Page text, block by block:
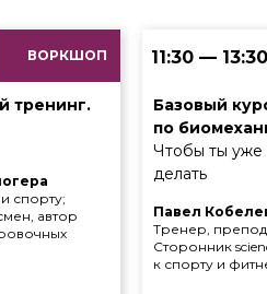
Павел
Тренер,
Сторонник
к спорту и
Базовый
по
Чтобы ты
делать
11:30 — 13:30
спорту;
автор
тренинг.
ВОРКШОП